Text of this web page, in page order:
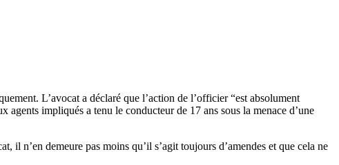
L’avocat a déclaré que l’action de l’officier “est absolument
impliqués a tenu le conducteur de 17 ans sous la menace d’une
il n’en demeure pas moins qu’il s’agit toujours d’amendes et que cela ne